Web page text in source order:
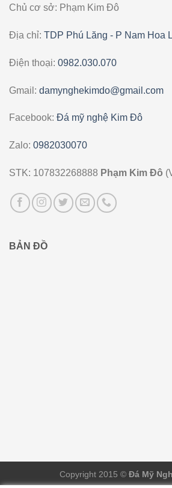
Chủ cơ sở: Phạm Kim Đô
Địa chỉ: TDP Phú Lăng - P Nam Hoa
Điện thoại: 0982.030.070
Gmail: damynghekimdo@gmail.com
Facebook: Đá mỹ nghệ Kim Đô
Zalo: 0982030070
STK: 107832268888 Phạm Kim Đô
BẢN ĐỒ
Copyright 2015 © Đá Mỹ